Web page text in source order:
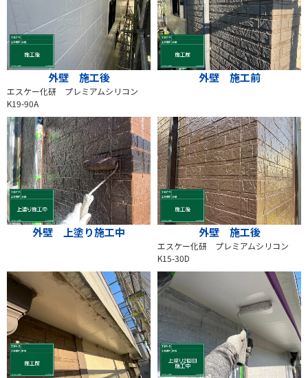
外壁 施工後
エスケー化研 プレミアムシリコン
K19-90A
外壁 施工前
外壁 上塗り施工中 外壁 施工後
エスケー化研 プレミアムシリコン
K15-30D